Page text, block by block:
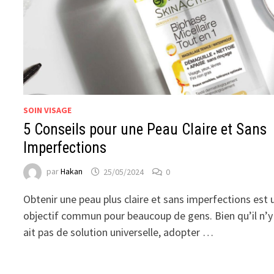
SOIN VISAGE
5 Conseils pour une Peau Claire et Sans
Imperfections
parHakan 25/05/2024 0
Obtenir une peau plus claire et sans imperfections est
objectif commun pour beaucoup de gens. Bien qu’il n’y
ait pas de solution universelle, adopter …